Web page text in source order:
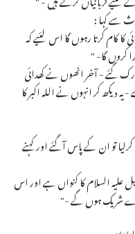
سے کہا :
کام کرتا رہوں گا اس لئیے کہ
کروں گا- "
گئے - آخر انھوں نے کھدائی
دیکھ کر انہوں نے اللہ اکبر کا
تو ان کے پاس آگئے اور کہنے
علیہ السلام کا کنواں ہے اور اس
شریک ہوں گے -"